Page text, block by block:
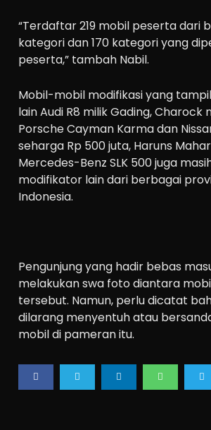
“Terdaftar 219 mobil peserta dari
kategori dan 170 kategori yang
peserta,” tambah Nabil.
Mobil-mobil modifikasi yang
lain Audi R8 milik Gading, Charock
Porsche Cayman Karma dan
seharga Rp 500 juta, Haruns
Mercedes-Benz SLK 500 juga
modifikator lain dari berbagai
Indonesia.
Pengunjung yang hadir bebas
melakukan swa foto diantara
tersebut. Namun, perlu dicatat
dilarang menyentuh atau
mobil di pameran itu.